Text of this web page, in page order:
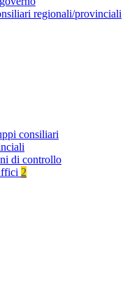
regionali/provinciali
consiliari
di controllo
2